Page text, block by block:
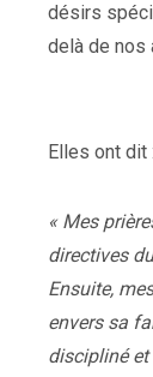
désirs
delà de nos
Elles ont dit :
« Mes
directives
Ensuite,
envers sa
discipliné et